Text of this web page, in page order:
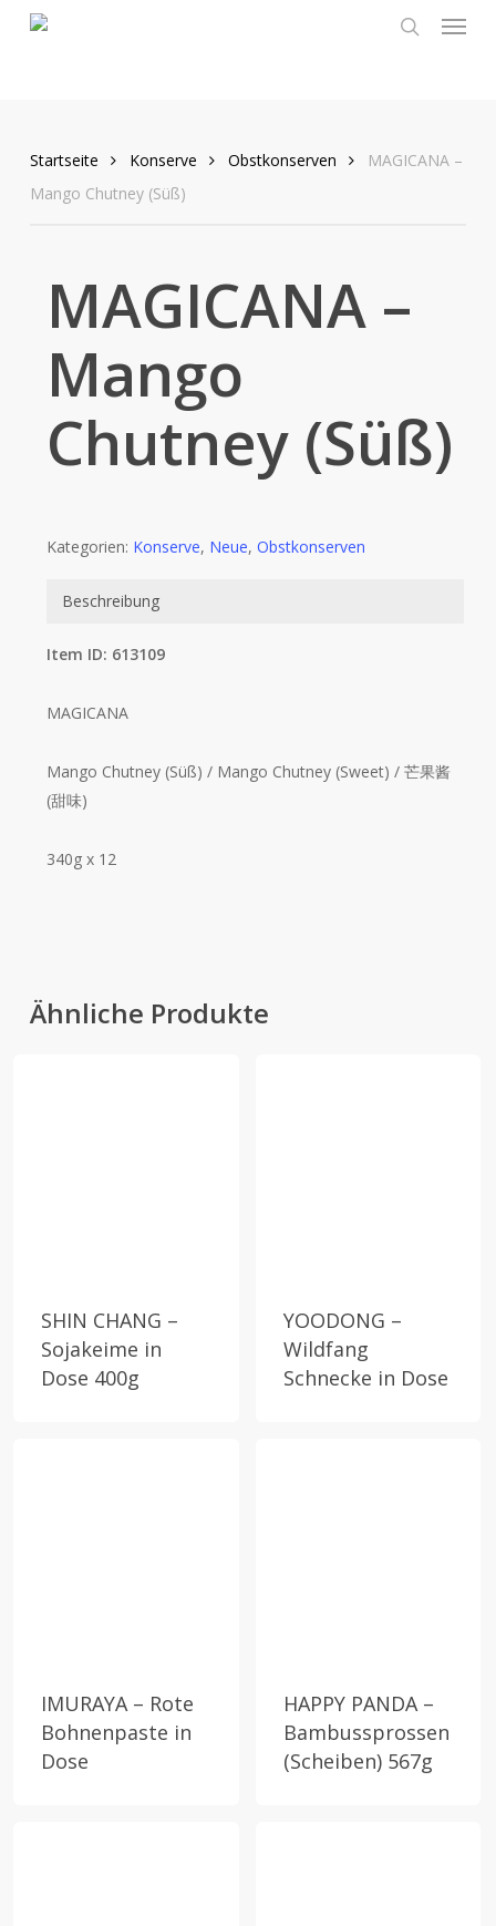
Menu
Startseite Konserve Obstkonserven
MAGICANA –
Mango Chutney (Süß)
MAGICANA –
Mango
Chutney (Süß)
Kategorien: Konserve, Neue, Obstkonserven
Beschreibung
Item ID: 613109
MAGICANA
Mango Chutney (Süß) / Mango Chutney (Sweet) / 芒果酱
(甜味)
340g x 12
Ähnliche Produkte
SHIN CHANG –
Sojakeime in
Dose 400g
YOODONG –
Wildfang
Schnecke in Dose
IMURAYA – Rote
Bohnenpaste in
Dose
HAPPY PANDA –
Bambussprossen
(Scheiben) 567g